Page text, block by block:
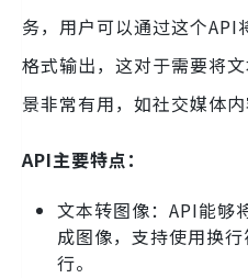
务，用户可以通过这个API
格式输出，这对于需要将
景非常有用，如社交媒体
API主要特点：
文本转图像：API能够
成图像，支持使用换
行。